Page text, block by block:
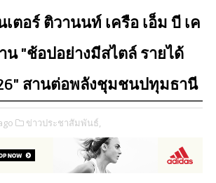
เตอร์ ติวานนท์ เครือ เอ็ม บี เค
น "ช้อปอย่างมีสไตล์ รายได้
สานต่อพลังชุมชนปทุมธานี
ข่าวประชาสัมพันธ์,